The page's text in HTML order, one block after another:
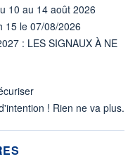
10 au 14 août 2026
15 le 07/08/2026
: LES SIGNAUX À NE
! Rien ne va plus.